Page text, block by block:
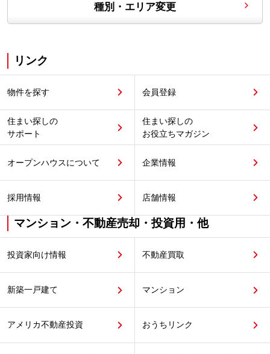
種別・エリア変更
リンク
物件を探す 会員登録
住まい探しの
サポート
住まい探しの
お役立ちマガジン
オープンハウスについて 企業情報
採用情報 店舗情報
マンション・不動産売却・投資用・他
投資家向け情報 不動産買取
新築一戸建て マンション
アメリカ不動産投資 おうちリンク